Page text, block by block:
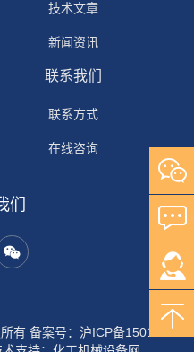
技术文章
新闻资讯
联系我们
联系方式
在线咨询
们
有 备案号：沪ICP备15015674